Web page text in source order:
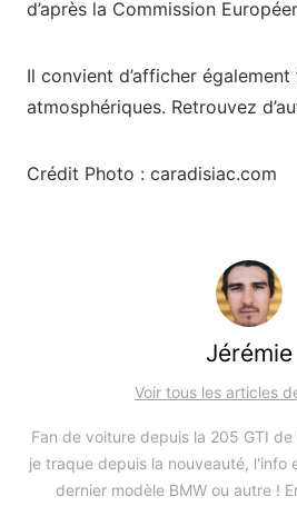
d’après la Commission
Il convient d’afficher
atmosphériques. Retrouvez
Crédit Photo : caradisiac.com
Jérémie
Voir tous les articles
Fan de voiture depuis la 205 GTI
je traque depuis la nouveauté, l'info
dernier modèle BMW ou autre !